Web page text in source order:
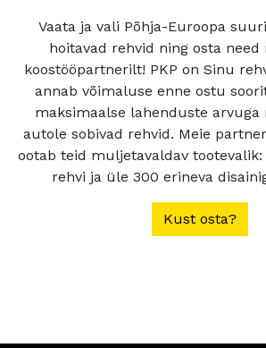
Vaata ja vali Põhja-Euroopa
hoitavad rehvid ning osta
koostööpartnerilt! PKP on Sinu
annab võimaluse enne ostu
maksimaalse lahenduste arvuga
autole sobivad rehvid. Meie
ootab teid muljetavaldav
rehvi ja üle 300 erineva
Kust osta?